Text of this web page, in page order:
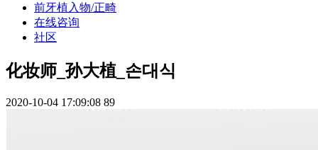
前牙植入物/正畸
在线咨询
社区
化妆师_孙大植_손대식
2020-10-04 17:09:08 89